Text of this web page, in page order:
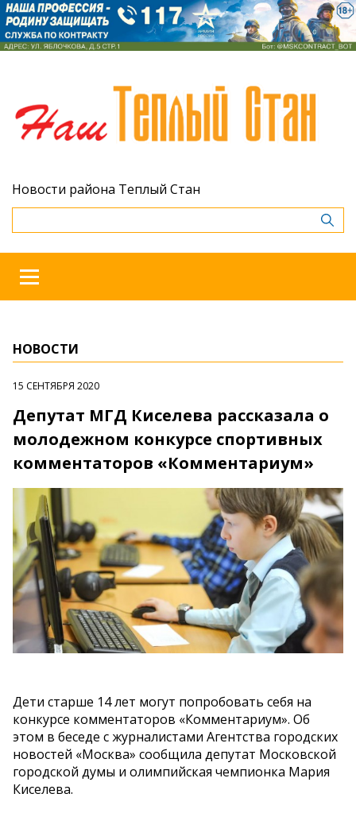
Новости района Теплый Стан
НОВОСТИ
15 СЕНТЯБРЯ 2020
Депутат МГД Киселева рассказала о
молодежном конкурсе спортивных
комментаторов «Комментариум»
Дети старше 14 лет могут попробовать себя на
конкурсе комментаторов «Комментариум». Об
этом в беседе с журналистами Агентства городских
новостей «Москва» сообщила депутат Московской
городской думы и олимпийская чемпионка Мария
Киселева.